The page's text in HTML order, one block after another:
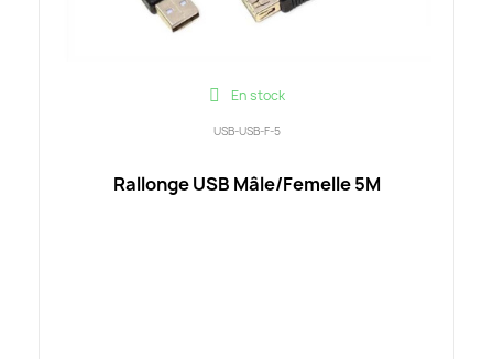
En stock
USB-USB-F-5
Rallonge USB Mâle/Femelle 5M